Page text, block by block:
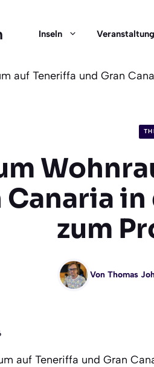
Inseln
auf Teneriffa und Gran
Canaria
zum
Von Thomas
auf Teneriffa und Gran